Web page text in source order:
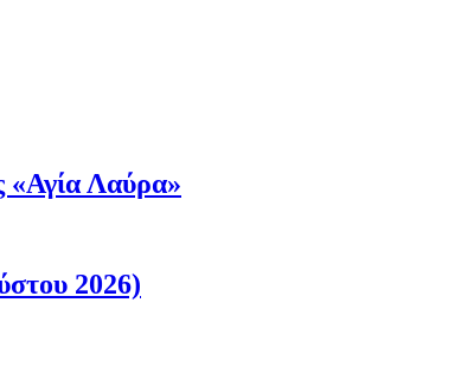
Λαύρα»
2026)